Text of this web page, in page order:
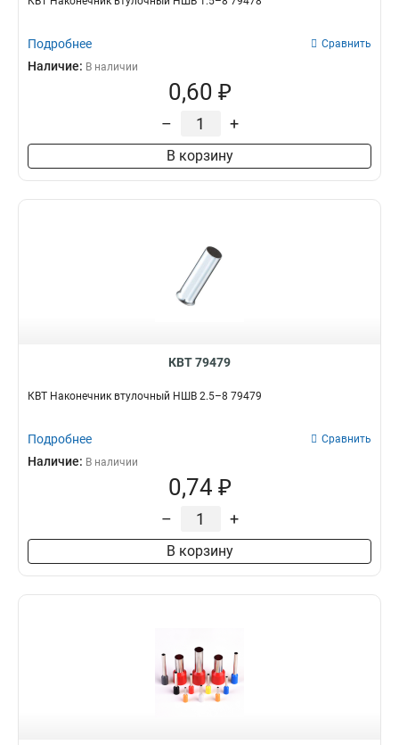
Подробнее Сравнить
Наличие: В наличии
0,60 ₽
– +
В корзину
КВТ 79479
КВТ Наконечник втулочный НШВ 2.5–8 79479
Подробнее Сравнить
Наличие: В наличии
0,74 ₽
– +
В корзину